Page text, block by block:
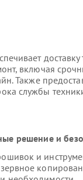
включая
Также
службы
решение и
и